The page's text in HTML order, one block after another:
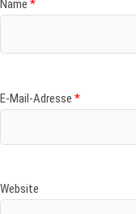
Name *
E-Mail-Adresse *
Website